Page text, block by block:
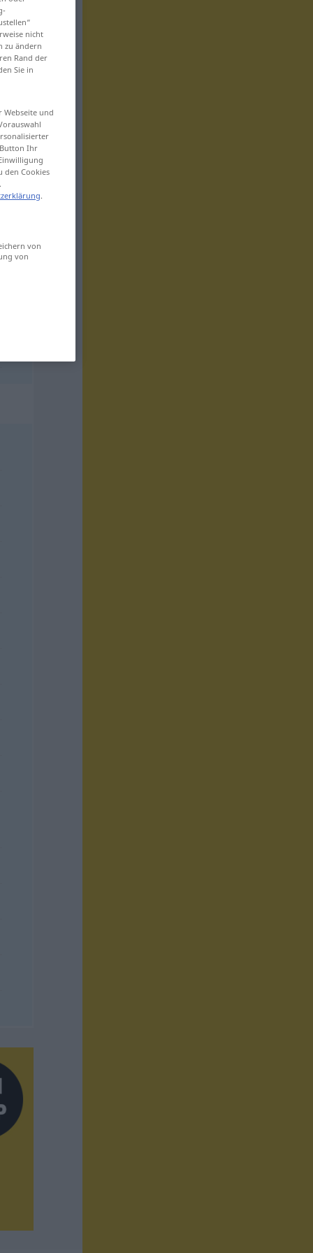
nicht
zu ändern
Rand der
Sie in
und
Ihr
den Cookies
.
von
von